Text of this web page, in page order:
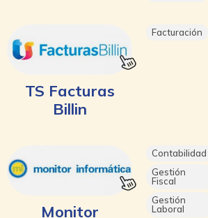
TS Facturas
Billin
Facturación
Monitor
Contabilidad
Gestión
Fiscal
Gestión
Laboral